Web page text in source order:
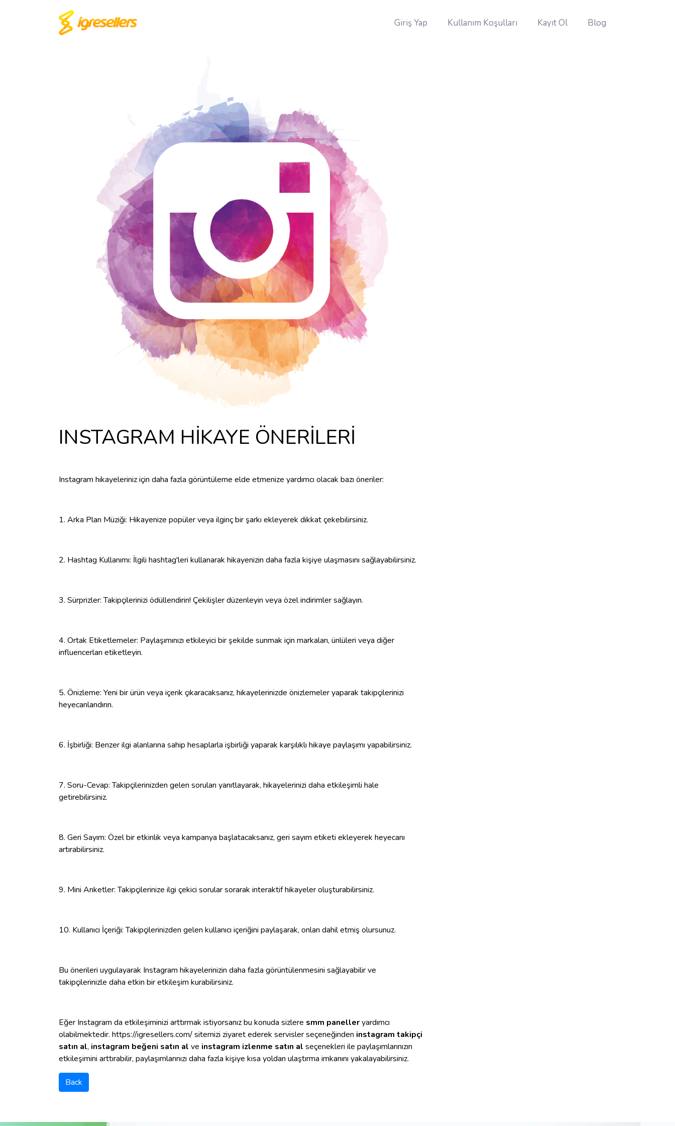
Giriş Yap Kullanım Koşulları Kayıt Ol Blog
INSTAGRAM HİKAYE ÖNERİLERİ
Instagram hikayeleriniz için daha fazla görüntüleme elde etmenize yardımcı olacak bazı öneriler:
1. Arka Plan Müziği: Hikayenize popüler veya ilginç bir şarkı ekleyerek dikkat çekebilirsiniz.
2. Hashtag Kullanımı: İlgili hashtag'leri kullanarak hikayenizin daha fazla kişiye ulaşmasını sağlayabilirsiniz.
3. Sürprizler: Takipçilerinizi ödüllendirin! Çekilişler düzenleyin veya özel indirimler sağlayın.
4. Ortak Etiketlemeler: Paylaşımınızı etkileyici bir şekilde sunmak için markaları, ünlüleri veya diğer
influencerları etiketleyin.
5. Önizleme: Yeni bir ürün veya içerik çıkaracaksanız, hikayelerinizde önizlemeler yaparak takipçilerinizi
heyecanlandırın.
6. İşbirliği: Benzer ilgi alanlarına sahip hesaplarla işbirliği yaparak karşılıklı hikaye paylaşımı yapabilirsiniz.
7. Soru-Cevap: Takipçilerinizden gelen soruları yanıtlayarak, hikayelerinizi daha etkileşimli hale
getirebilirsiniz.
8. Geri Sayım: Özel bir etkinlik veya kampanya başlatacaksanız, geri sayım etiketi ekleyerek heyecanı
artırabilirsiniz.
9. Mini Anketler: Takipçilerinize ilgi çekici sorular sorarak interaktif hikayeler oluşturabilirsiniz.
10. Kullanıcı İçeriği: Takipçilerinizden gelen kullanıcı içeriğini paylaşarak, onları dahil etmiş olursunuz.
Bu önerileri uygulayarak Instagram hikayelerinizin daha fazla görüntülenmesini sağlayabilir ve
takipçilerinizle daha etkin bir etkileşim kurabilirsiniz.
Eğer Instagram da etkileşiminizi arttırmak istiyorsanız bu konuda sizlere smm panelleryardımcı
olabilmektedir. https://igresellers.com/ sitemizi ziyaret ederek servisler seçeneğinden instagram takipçi
satın al, instagram beğeni satın al ve instagram izlenme satın al seçenekleri ile paylaşımlarınızın
etkileşimini arttırabilir, paylaşımlarınızı daha fazla kişiye kısa yoldan ulaştırma imkanını yakalayabilirsiniz.
Back